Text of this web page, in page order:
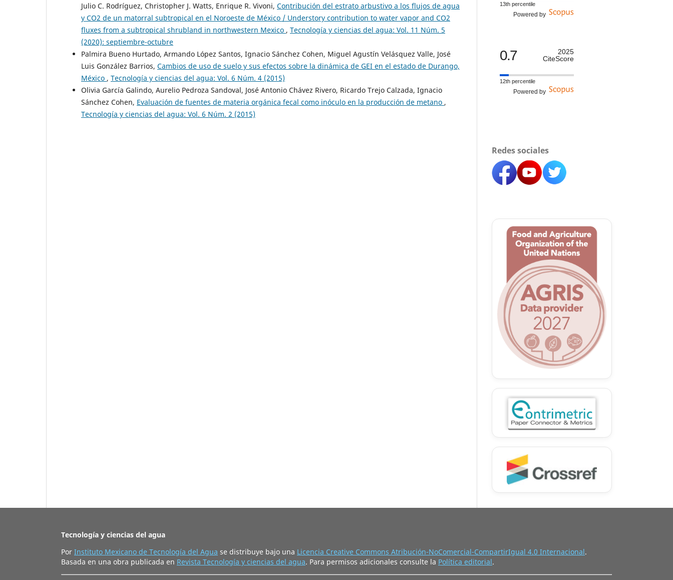
Julio C. Rodríguez, Christopher J. Watts, Enrique R. Vivoni, Contribución del estrato arbustivo a los flujos de agua
y CO2 de un matorral subtropical en el Noroeste de México / Understory contribution to water vapor and CO2
fluxes from a subtropical shrubland in northwestern Mexico , Tecnología y ciencias del agua: Vol. 11 Núm. 5
(2020): septiembre-octubre
Palmira Bueno Hurtado, Armando López Santos, Ignacio Sánchez Cohen, Miguel Agustín Velásquez Valle, José
Luis González Barrios, Cambios de uso de suelo y sus efectos sobre la dinámica de GEI en el estado de Durango,
México , Tecnología y ciencias del agua: Vol. 6 Núm. 4 (2015)
Olivia García Galindo, Aurelio Pedroza Sandoval, José Antonio Chávez Rivero, Ricardo Trejo Calzada, Ignacio
Sánchez Cohen, Evaluación de fuentes de materia orgánica fecal como inóculo en la producción de metano ,
Tecnología y ciencias del agua: Vol. 6 Núm. 2 (2015)
13th percentile
Powered by
0.7
2025
CiteScore
12th percentile
Powered by
Redes sociales
Tecnología y ciencias del agua
Por Instituto Mexicano de Tecnología del Agua se distribuye bajo una Licencia Creative Commons Atribución-NoComercial-CompartirIgual 4.0 Internacional.
Basada en una obra publicada en Revista Tecnología y ciencias del agua. Para permisos adicionales consulte la Política editorial.